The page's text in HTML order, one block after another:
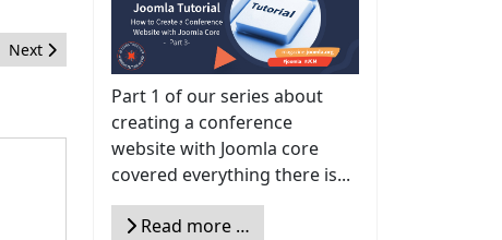
Next article: Las 3 cosas que necesitas saber sobre Joomla 3
Next
Part 1 of our series about
creating a conference
website with Joomla core
covered everything there is...
Read more …